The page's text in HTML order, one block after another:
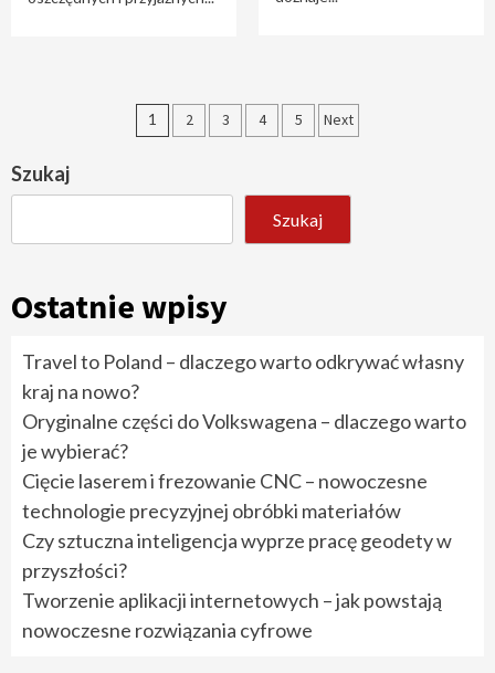
Stronicowanie
1 2 3 4 5 Next
Szukaj
Szukaj
Ostatnie wpisy
Travel to Poland – dlaczego warto odkrywać własny
kraj na nowo?
Oryginalne części do Volkswagena – dlaczego warto
je wybierać?
Cięcie laserem i frezowanie CNC – nowoczesne
technologie precyzyjnej obróbki materiałów
Czy sztuczna inteligencja wyprze pracę geodety w
przyszłości?
Tworzenie aplikacji internetowych – jak powstają
nowoczesne rozwiązania cyfrowe